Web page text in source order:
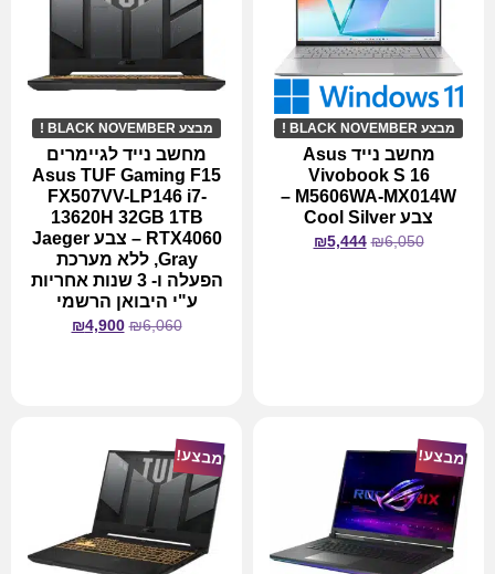
מבצע BLACK NOVEMBER !
מחשב נייד Asus
Vivobook S 16
M5606WA-MX014W –
צבע Cool Silver
₪6,050
₪5,444
מבצע BLACK NOVEMBER !
מחשב נייד לגיימרים
Asus TUF Gaming F15
FX507VV-LP146 i7-
13620H 32GB 1TB
RTX4060 – צבע Jaeger
Gray, ללא מערכת
הפעלה ו- 3 שנות אחריות
ע"י היבואן הרשמי
₪6,060
₪4,900
מבצע! מבצע!